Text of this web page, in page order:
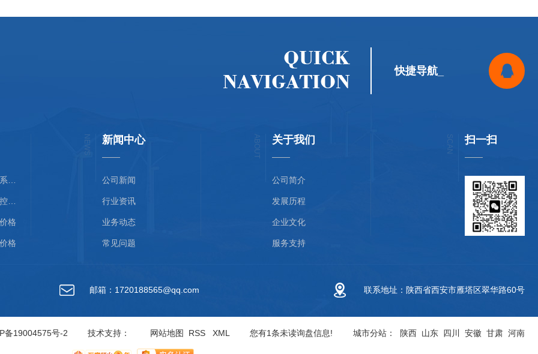
快捷导航_
陕西空气质量监控系统安装
陕西建筑设备节能控制安装
格
格
新闻中心
NEWS
公司新闻
行业资讯
业务动态
常见问题
关于我们
ABOUT
公司简介
发展历程
企业文化
服务支持
扫一扫
SCAN
邮箱：1720188565@qq.com 联系地址：陕西省西安市雁塔区翠华路60号
备19004575号-2 技术支持： 网站地图 RSS XML 您有1条未读询盘信息! 城市分站： 陕西 山东 四川 安徽 甘肃 河南